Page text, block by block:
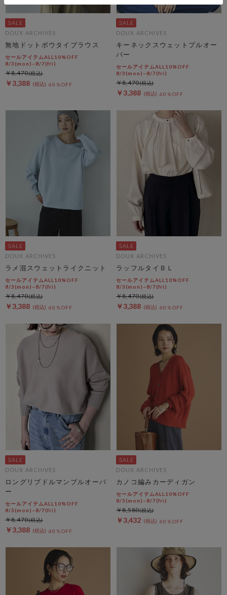
DOUX ARCHIVES
無地ドットボウタイブラウス
セールアイテムALL10%OFF
8/3(mon)~8/7(fri)
￥3,388 60％OFF
￥8,470
DOUX ARCHIVES
キーネックスウェットプルオー
バー
セールアイテムALL10%OFF
8/3(mon)~8/7(fri)
￥3,388 60％OFF
￥8,470
DOUX ARCHIVES
ラメ混スウェットライクニット
セールアイテムALL10%OFF
8/3(mon)~8/7(fri)
￥3,388 60％OFF
￥8,470
DOUX ARCHIVES
ラッフルタイＢＬ
セールアイテムALL10%OFF
8/3(mon)~8/7(fri)
￥3,388 60％OFF
￥8,470
DOUX ARCHIVES
ロングリブドルマンプルオーバ
ー
セールアイテムALL10%OFF
8/3(mon)~8/7(fri)
￥3,388 60％OFF
￥8,470
DOUX ARCHIVES
カノコ編みカーディガン
セールアイテムALL10%OFF
8/3(mon)~8/7(fri)
￥3,432 60％OFF
￥8,580